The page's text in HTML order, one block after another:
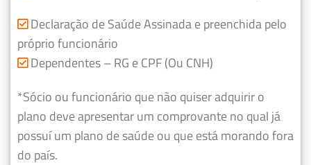
Declaração de Saúde Assinada e preenchida pelo
próprio funcionário
Dependentes – RG e CPF (Ou CNH)
*Sócio ou funcionário que não quiser adquirir o
plano deve apresentar um comprovante no qual já
possuí um plano de saúde ou que está morando fora
do país.